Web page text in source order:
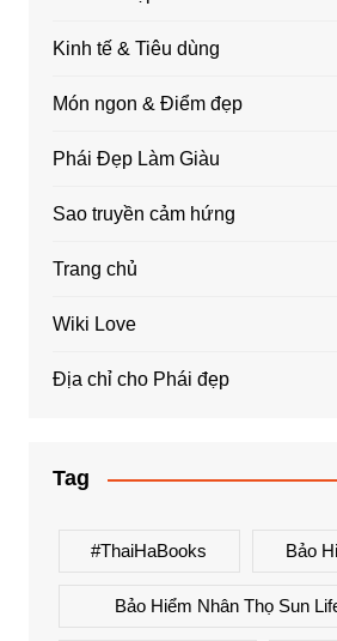
Kinh tế & Tiêu dùng
Món ngon & Điểm đẹp
Phái Đẹp Làm Giàu
Sao truyền cảm hứng
Trang chủ
Wiki Love
Địa chỉ cho Phái đẹp
Tag
#ThaiHaBooks Bảo
Bảo Hiểm Nhân Thọ Sun